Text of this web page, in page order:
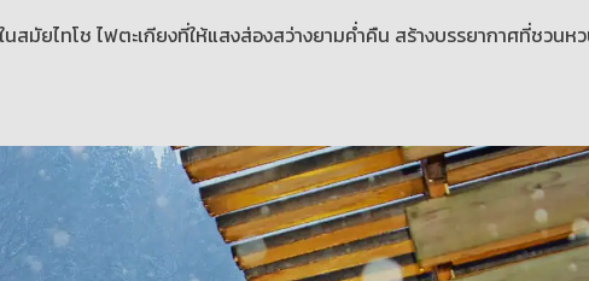
มัยไทโช ไฟตะเกียงที่ให้แสงส่องสว่างยามค่ำคืน สร้างบรรยากาศที่ชวนห